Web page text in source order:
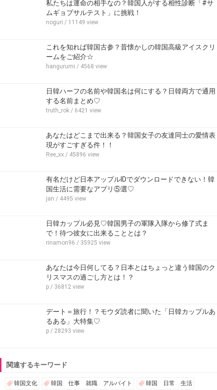
私たちは運命の相手なの？韓国人がする相性診断「#サ
ムギョプサルテスト」に挑戦！
noguri / 11149 view
これを知れば韓国古参？昔懐かしの韓国高級アイスクリ
ームをご紹介☆
hangurumi / 4568 view
日韓ハーフの名前や韓国名は何にする？日韓両方で通用
する名前まとめ♡
truth_rok / 6421 view
あなたはどこまで出来る？韓国女子の友達同士の愛情表
現がすごすぎる件！！
Ree_xx / 45896 view
有名だけど日本アップルIDでダウンロードできない！韓
国生活に需要なアプリ⑤選♡
jan / 4495 view
日韓カップル必見♡韓国男子の軍隊入隊から修了式ま
で！待つ彼女に出来ることとは？
rinamon96 / 35925 view
あなたは今日何してる？日本とはちょっと違う韓国のク
リスマスの過ごし方とは！？
p / 36812 view
デート＝旅行！？モウダ読者に聞いた「日韓カップルあ
るある」大特集♡
p / 28293 view
関連するキーワード
韓国文化 韓国 仕事 就職 アルバイト 韓国 日常 生活